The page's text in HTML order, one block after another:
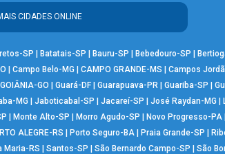
CIDADES ONLINE
SP | Batatais-SP | Bauru-SP | Bebedouro-SP |
| Campo Belo-MG | CAMPO GRANDE-MS | Campos
GOIÂNIA-GO | Guará-DF | Guarapuava-PR | Guariba-SP |
MG | Jaboticabal-SP | Jacareí-SP | José Raydan-MG |
| Monte Alto-SP | Morro Agudo-SP | Novo Progresso-PA |
ALEGRE-RS | Porto Seguro-BA| Praia Grande-SP |
Maria-RS | Santos-SP | São Bernardo Campo-SP | São